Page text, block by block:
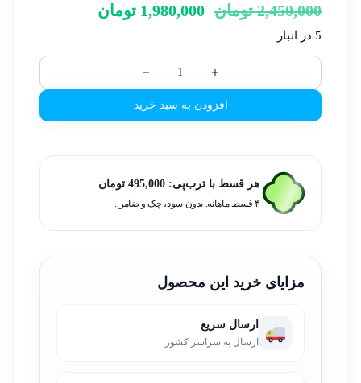
2,450,000 تومان 1,980,000 تومان
5 در انبار
افزودن به سبد خرید
هر قسط با ترب‌پی: 495,000 تومان
۴ قسط ماهانه. بدون سود، چک و ضامن.
مزایای خرید این محصول
ارسال سریع
ارسال به سراسر کشور